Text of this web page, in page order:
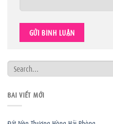
BÀI VIẾT MỚI